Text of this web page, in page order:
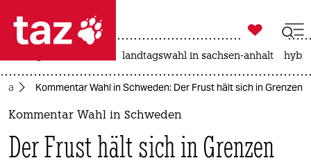
 taz zahl ich
taz zahl ich
politik

taz zahl ich
landtagswahl in sachsen-anhalt
Kommentar Wahl in Schweden: Der Frust hält sich in Grenzen
Kommentar Wahl in Schweden
Der Frust hält sich in Grenzen